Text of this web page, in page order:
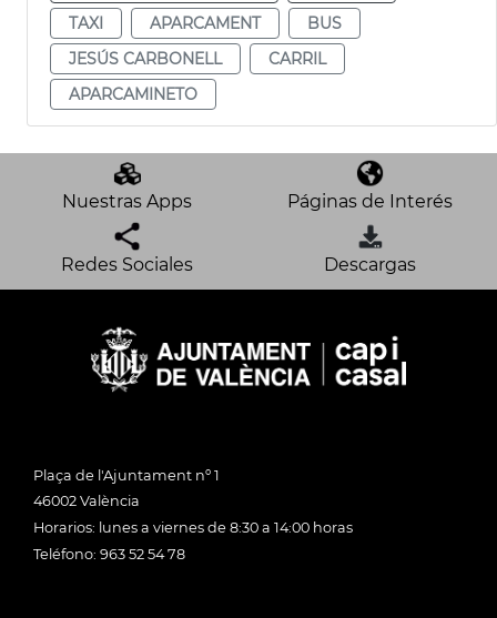
TAXI
APARCAMENT
BUS
JESÚS CARBONELL
CARRIL
APARCAMINETO
Nuestras Apps Páginas de Interés
Redes Sociales Descargas
Plaça de l'Ajuntament nº 1
46002 València
Horarios: lunes a viernes de 8:30 a 14:00 horas
Teléfono: 963 52 54 78